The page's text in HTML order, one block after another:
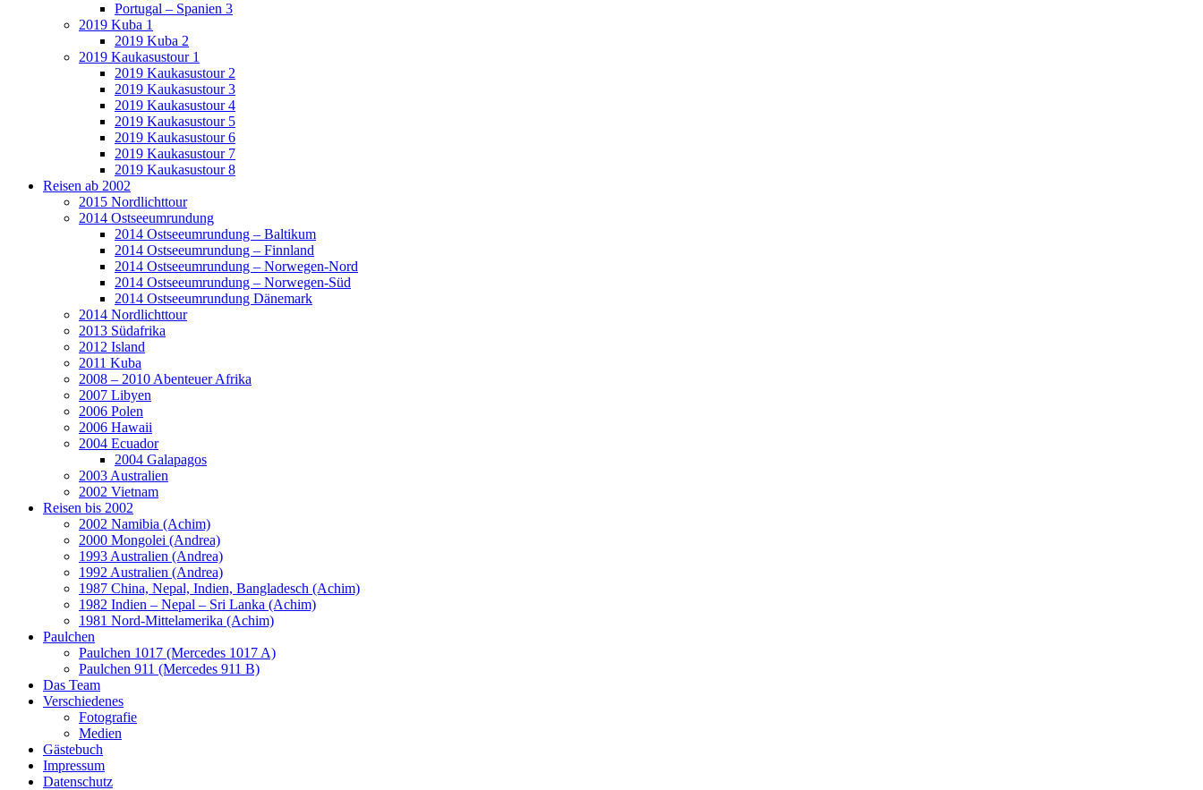
Portugal – Spanien 3
2019 Kuba 1
2019 Kuba 2
2019 Kaukasustour 1
2019 Kaukasustour 2
2019 Kaukasustour 3
2019 Kaukasustour 4
2019 Kaukasustour 5
2019 Kaukasustour 6
2019 Kaukasustour 7
2019 Kaukasustour 8
Reisen ab 2002
2015 Nordlichttour
2014 Ostseeumrundung
2014 Ostseeumrundung – Baltikum
2014 Ostseeumrundung – Finnland
2014 Ostseeumrundung – Norwegen-Nord
2014 Ostseeumrundung – Norwegen-Süd
2014 Ostseeumrundung Dänemark
2014 Nordlichttour
2013 Südafrika
2012 Island
2011 Kuba
2008 – 2010 Abenteuer Afrika
2007 Libyen
2006 Polen
2006 Hawaii
2004 Ecuador
2004 Galapagos
2003 Australien
2002 Vietnam
Reisen bis 2002
2002 Namibia (Achim)
2000 Mongolei (Andrea)
1993 Australien (Andrea)
1992 Australien (Andrea)
1987 China, Nepal, Indien, Bangladesch (Achim)
1982 Indien – Nepal – Sri Lanka (Achim)
1981 Nord-Mittelamerika (Achim)
Paulchen
Paulchen 1017 (Mercedes 1017 A)
Paulchen 911 (Mercedes 911 B)
Das Team
Verschiedenes
Fotografie
Medien
Gästebuch
Impressum
Datenschutz